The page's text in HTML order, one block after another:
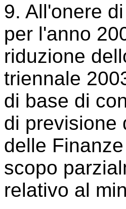
9. All'onere
per l'anno
riduzione
triennale
di base di
di previsione
delle
scopo
relativo al